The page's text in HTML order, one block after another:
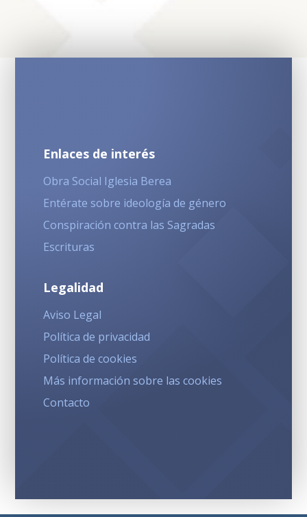
Enlaces de interés
Obra Social Iglesia Berea
Entérate sobre ideología de género
Conspiración contra las Sagradas
Escrituras
Legalidad
Aviso Legal
Política de privacidad
Política de cookies
Más información sobre las cookies
Contacto